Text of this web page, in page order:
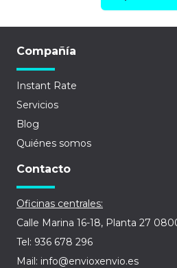
Compañía
Instant Rate
Servicios
Blog
Quiénes somos
Contacto
Oficinas centrales:
Calle Marina 16-18, Planta 27
Tel: 936 678 296
Mail: info@envioxenvio.es